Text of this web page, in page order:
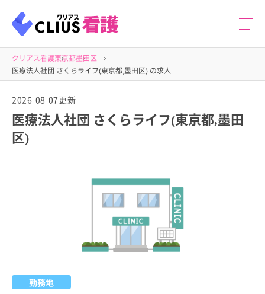
クリアス看護東京都墨田区
医療法人社団 さくらライフ(東京都,墨田区) の求人
2026.08.07更新
医療法人社団 さくらライフ(東京都,墨田
区)
勤務地